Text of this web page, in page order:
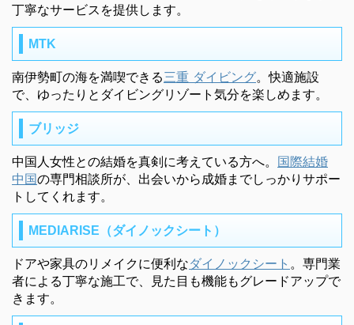
丁寧なサービスを提供します。
MTK
南伊勢町の海を満喫できる三重 ダイビング。快適施設
で、ゆったりとダイビングリゾート気分を楽しめます。
ブリッジ
中国人女性との結婚を真剣に考えている方へ。 国際結婚
中国の専門相談所が、出会いから成婚までしっかりサポー
トしてくれます。
MEDIARISE（ダイノックシート）
ドアや家具のリメイクに便利なダイノックシート 。専門業
者による丁寧な施工で、見た目も機能もグレードアップで
きます。